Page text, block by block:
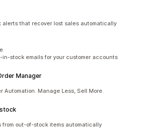
alerts that recover lost sales automatically
stock emails for your customer accounts
Manager
Automation. Manage Less, Sell More.
from out-of-stock items automatically